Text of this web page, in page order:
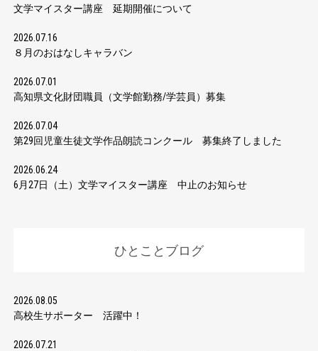
文学マイスター講座 延期開催について
2026.07.16
８月のおはなしキャラバン
2026.07.01
高知県文化財団職員（文学館勤務/学芸員）募集
2026.07.04
第29回児童生徒文学作品朗読コンクール 募集終了しました
2026.06.24
6月27日（土）文学マイスター講座 中止のお知らせ
ひとことブログ
2026.08.05
高校生サポーター 活躍中！
2026.07.21